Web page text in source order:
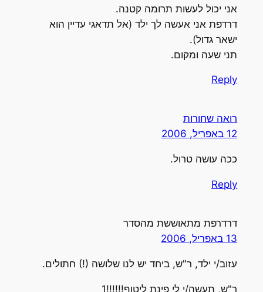
אני יכול לעשות תרומה קטנה.
דרדפת אני אעשה לך ילד (אל תדאגי עדיין הוא
ישאר גדול).
תני שעה ומקום.
Reply
רואה שחורות
12 באפריל, 2006
ככה עושה טרול.
Reply
דרדרפת מתאוששת מהסדר
13 באפריל, 2006
עזוב/י ילד, ר"ש, ביחד יש לנו שלושה (!) חתולים.
ר"ש, תעשה/י לי פינת ליטוף!!!!!!1